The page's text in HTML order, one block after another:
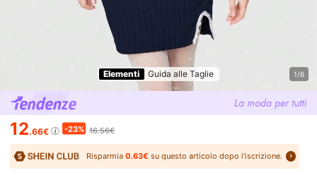
Elementi Guida alle Taglie 1/6
12.66€ -23% 16.56€
Risparmia0.63€ su questo articolo dopo l'iscrizione.